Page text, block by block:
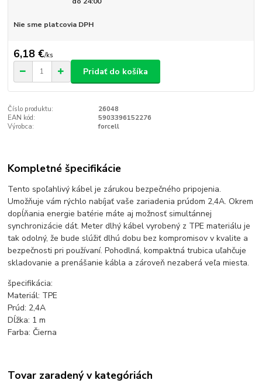
Nie sme platcovia DPH
6,18 €/ks
Pridať do košíka
Číslo produktu:
26048
EAN kód:
5903396152276
Výrobca:
forcell
Kompletné špecifikácie
Tento spoľahlivý kábel je zárukou bezpečného pripojenia.
Umožňuje vám rýchlo nabíjať vaše zariadenia prúdom 2,4A. Okrem
dopĺňania energie batérie máte aj možnosť simultánnej
synchronizácie dát. Meter dlhý kábel vyrobený z TPE materiálu je
tak odolný, že bude slúžiť dlhú dobu bez kompromisov v kvalite a
bezpečnosti pri používaní. Pohodlná, kompaktná trubica uľahčuje
skladovanie a prenášanie kábla a zároveň nezaberá veľa miesta.
špecifikácia:
Materiál: TPE
Prúd: 2,4A
Dĺžka: 1 m
Farba: Čierna
Tovar zaradený v kategóriách